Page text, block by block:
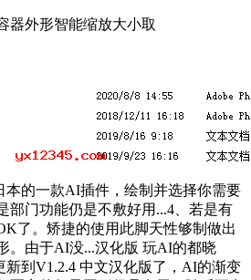
器外形智能缩放大小取
本的一款AI插件，绘制并选择你需要
部门功能仍是不敷好用...4、若是有
了。矫捷的使用此脚天性够制做出
。由于AI没...汉化版 玩AI的都晓
新到V1.2.4 中文汉化版了，AI的渐变